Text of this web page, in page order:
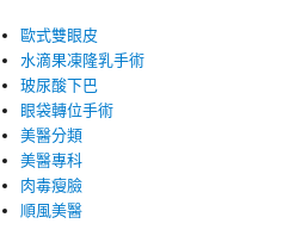
歐式雙眼皮
水滴果凍隆乳手術
玻尿酸下巴
眼袋轉位手術
美醫分類
美醫專科
肉毒瘦臉
順風美醫